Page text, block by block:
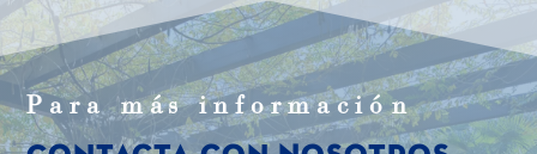
Para más información